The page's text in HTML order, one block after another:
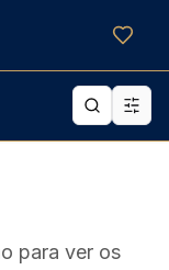
para ver os